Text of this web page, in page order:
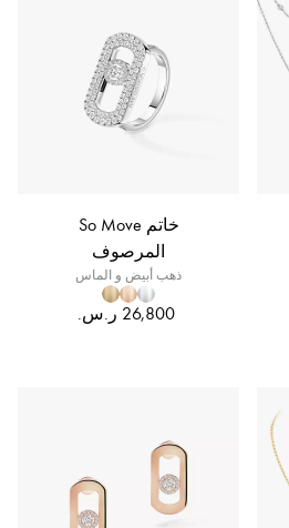
خاتم So Move
المرصوف
ذهب أبيض و الماس